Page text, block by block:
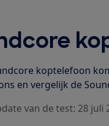
koptelefoon
en vergelijk de
van de test: 28 juli